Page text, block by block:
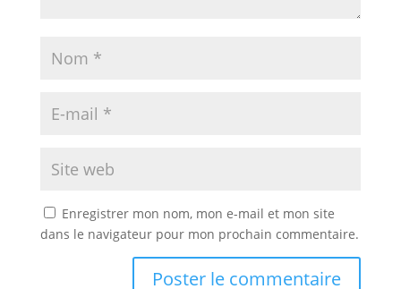
Enregistrer mon nom, mon e-mail et mon site
dans le navigateur pour mon prochain commentaire.